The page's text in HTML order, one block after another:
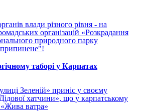
влади різного рівня - на
організацій «Розкрадання
природного парку
таборі у Карпатах
Зеленій» приніс у своєму
хатчини», що у карпатському
«Жива ватра»